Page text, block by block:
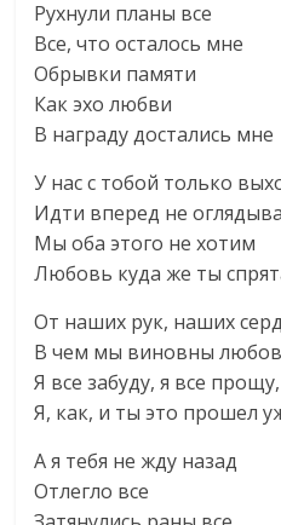
Рухнули планы все
Все, что осталось мне
Обрывки памяти
Как эхо любви
В награду достались мне
У нас с тобой только
Идти вперед не
Мы оба этого не хотим
Любовь куда же ты
От наших рук, наших
В чем мы виновны
Я все забуду, я все
Я, как, и ты это прошел
А я тебя не жду назад
Отлегло все